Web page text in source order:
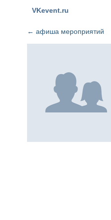
VKevent.ru
← афиша мероприятий